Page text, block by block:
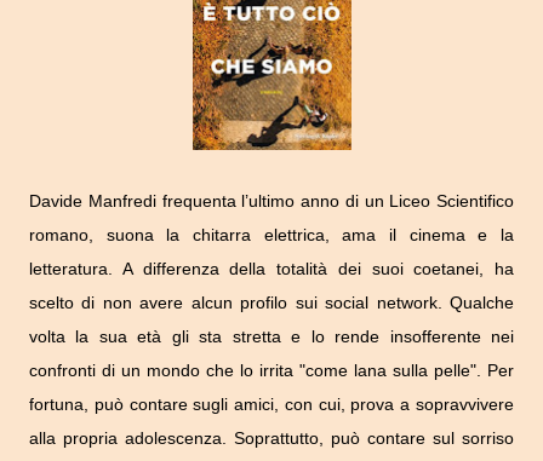
Davide Manfredi frequenta l’ultimo anno di un Liceo Scientifico
romano, suona la chitarra elettrica, ama il cinema e la
letteratura. A differenza della totalità dei suoi coetanei, ha
scelto di non avere alcun profilo sui social network. Qualche
volta la sua età gli sta stretta e lo rende insofferente nei
confronti di un mondo che lo irrita "come lana sulla pelle". Per
fortuna, può contare sugli amici, con cui, prova a sopravvivere
alla propria adolescenza. Soprattutto, può contare sul sorriso